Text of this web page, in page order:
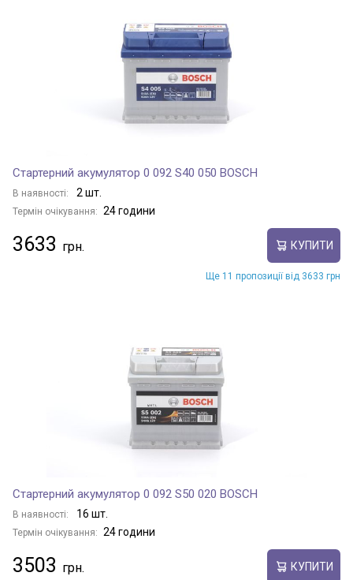
Стартерний акумулятор 0 092 S40 050 BOSCH
В наявності: 2 шт.
Термін очікування: 24 години
3633 КУПИТИ
Ще 11 пропозиції від 3633 грн
Стартерний акумулятор 0 092 S50 020 BOSCH
В наявності: 16 шт.
Термін очікування: 24 години
3503 КУПИТИ